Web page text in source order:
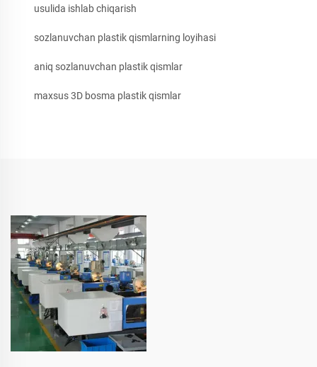
usulida ishlab chiqarish
sozlanuvchan plastik qismlarning loyihasi
aniq sozlanuvchan plastik qismlar
maxsus 3D bosma plastik qismlar